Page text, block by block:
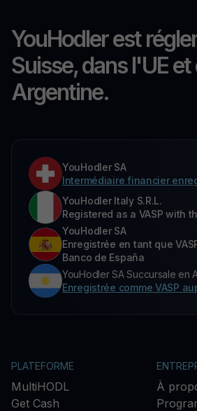
YouHodler est
Suisse, dans l'UE et
Argentine.
YouHodler SA
Intermédiaire financier
YouHodler Italy S.R.L.
Registered as a VASP with
YouHodler SA
Enregistrée en tant que
Banco de España
YouHodler SA Succursale en
Enregistrée comme VASP
PLATEFORME
MultiHODL
Get Cash
À